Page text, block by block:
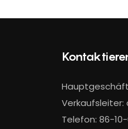
Verkaufsleiter:
Telefon: 86-